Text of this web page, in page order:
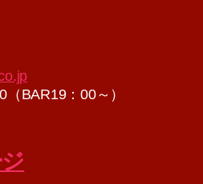
BAR19：00～）